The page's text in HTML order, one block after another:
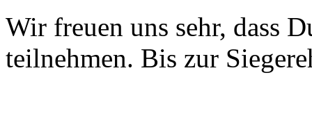
Wir freuen uns sehr, dass
teilnehmen. Bis zur